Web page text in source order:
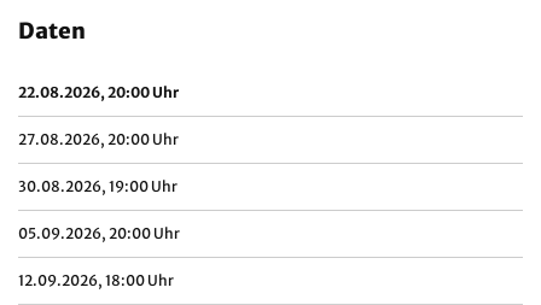
Daten
22.08.2026, 20:00 Uhr
27.08.2026, 20:00 Uhr
30.08.2026, 19:00 Uhr
05.09.2026, 20:00 Uhr
12.09.2026, 18:00 Uhr